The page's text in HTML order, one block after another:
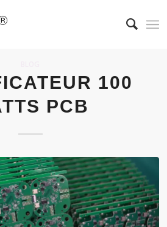
100
PCB